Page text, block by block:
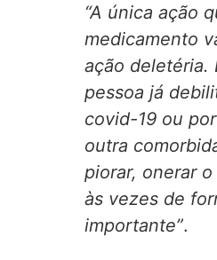
“A única ação
medicamento
ação deletéria.
pessoa já
covid-19 ou
outra
piorar, onerar
às vezes de
importante”.